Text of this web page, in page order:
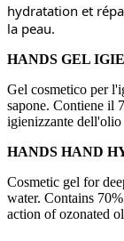
hydratation et
la peau.
HANDS GEL
Gel cosmetico per
sapone. Contiene il
igienizzante
HANDS HAND
Cosmetic gel for
water. Contains
action of ozonated